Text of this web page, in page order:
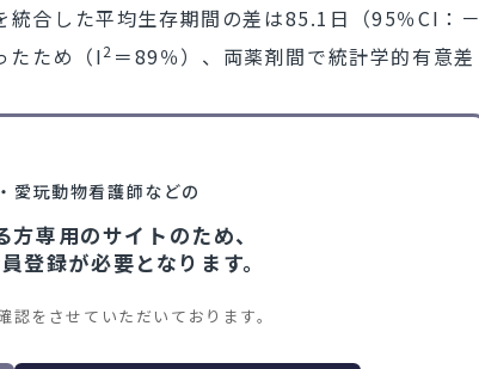
合した平均生存期間の差は85.1日（95％CI：－
たため（I2 ＝89％）、両薬剤間で統計学的有意差
愛玩動物看護師などの
専用のサイトのため、
登録が必要となります。
をさせていただいております。